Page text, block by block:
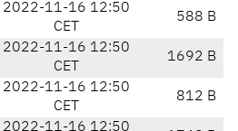
2022-11-16 12:50
CET
588 B
2022-11-16 12:50
CET
1692 B
2022-11-16 12:50
CET
812 B
2022-11-16 12:50